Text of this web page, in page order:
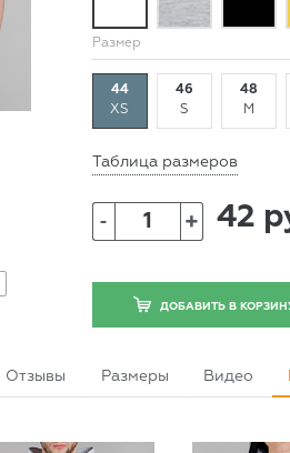
Размер
44
XS
46
S
48
M
Таблица размеров
- + 42
ДОБАВИТЬ В
Отзывы Размеры Видео